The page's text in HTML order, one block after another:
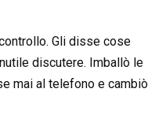
Gli disse cose
discutere. Imballò le
mai al telefono e cambiò